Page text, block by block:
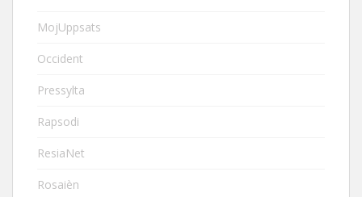
MojUppsats
Occident
Pressylta
Rapsodi
ResiaNet
Rosaièn